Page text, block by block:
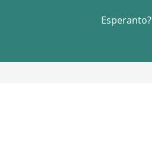
Esperanto?